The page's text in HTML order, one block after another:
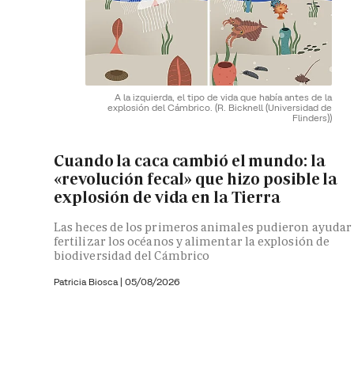
A la izquierda, el tipo de vida que había antes de la
explosión del Cámbrico. (R. Bicknell (Universidad de
Flinders))
Cuando la caca cambió el mundo: la
«revolución fecal» que hizo posible la
explosión de vida en la Tierra
Las heces de los primeros animales pudieron ayudar
fertilizar los océanos y alimentar la explosión de
biodiversidad del Cámbrico
Patricia Biosca | 05/08/2026